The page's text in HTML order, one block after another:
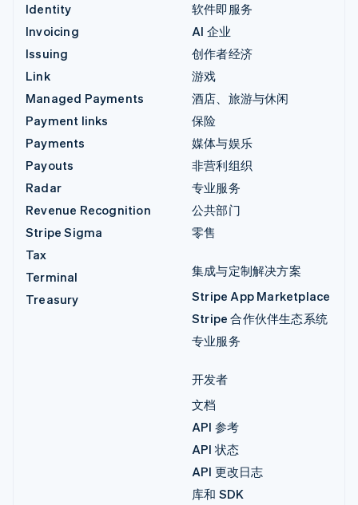
Identity
Invoicing
Issuing
Link
Managed Payments
Payment links
Payments
Payouts
Radar
Revenue Recognition
Stripe Sigma
Tax
Terminal
Treasury
软件即服务
AI 企业
创作者经济
游戏
酒店、旅游与休闲
保险
媒体与娱乐
非营利组织
专业服务
公共部门
零售
集成与定制解决方案
Stripe App Marketplace
Stripe 合作伙伴生态系统
专业服务
开发者
文档
API 参考
API 状态
API 更改日志
库和 SDK